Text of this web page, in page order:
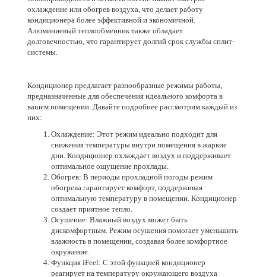
охлаждение или обогрев воздуха, что делает работу
кондиционера более эффективной и экономичной.
Алюминиевый теплообменник также обладает
долговечностью, что гарантирует долгий срок службы сплит-
системы.
Кондиционер предлагает разнообразные режимы работы,
предназначенные для обеспечения идеального комфорта в
вашем помещении. Давайте подробнее рассмотрим каждый из
них:
Охлаждение: Этот режим идеально подходит для
снижения температуры внутри помещения в жаркие
дни. Кондиционер охлаждает воздух и поддерживает
оптимальное ощущение прохлады.
Обогрев: В периоды прохладной погоды режим
обогрева гарантирует комфорт, поддерживая
оптимальную температуру в помещении. Кондиционер
создает приятное тепло.
Осушение: Влажный воздух может быть
дискомфортным. Режим осушения помогает уменьшить
влажность в помещении, создавая более комфортное
окружение.
Функция iFeel: С этой функцией кондиционер
реагирует на температуру окружающего воздуха